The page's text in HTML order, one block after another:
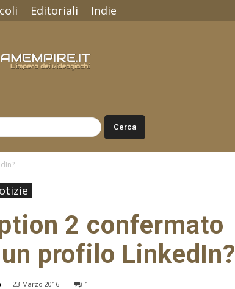
Editoriali Indie
2 confermato
profilo LinkedIn?
- 23 Marzo 2016 1